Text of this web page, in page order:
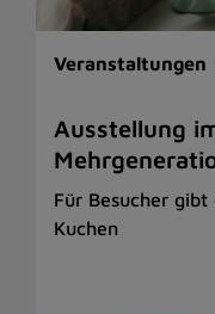
Veranstaltungen
Ausstellung
Für Besucher
Kuchen